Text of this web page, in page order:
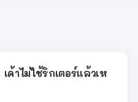
ค้าไม่ใช้ริกเตอร์แล้วเห